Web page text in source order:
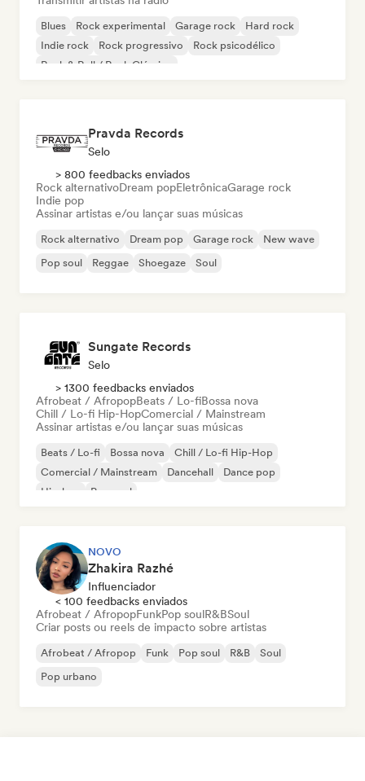
Blues Rock experimental Garage rock
Hard rock
Indie rock
Rock progressivo
Rock psicodélico
Rock & Roll / Rock Clássico
Pravda Records
Selo
> 800 feedbacks enviados
Rock alternativoDream popEletrônicaGarage rock
Indie pop
Assinar artistas e/ou lançar suas músicas
Rock alternativo Dream pop Garage rock
New wave
Pop soul
Reggae Shoegaze Soul
Sungate Records
Selo
> 1300 feedbacks enviados
Afrobeat / AfropopBeats / Lo-fiBossa nova
Chill / Lo-fi Hip-HopComercial / Mainstream
Assinar artistas e/ou lançar suas músicas
Beats / Lo-fi Bossa nova
Chill / Lo-fi Hip-Hop
Comercial / Mainstream
Dancehall
Dance pop
Hip-hop
Pop soul
NOVO
Zhakira Razhé
Influenciador
< 100 feedbacks enviados
Afrobeat / AfropopFunkPop soulR&BSoul
Criar posts ou reels de impacto sobre artistas
Afrobeat / Afropop Funk Pop soul R&B
Soul
Pop urbano